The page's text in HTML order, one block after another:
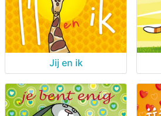
Jij en ik